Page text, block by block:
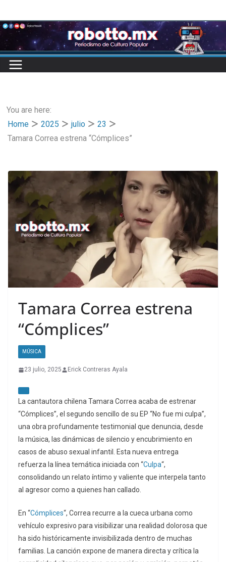
to
content
You are here:
Home
2025 julio
23
Tamara Correa estrena “Cómplices”
Tamara Correa estrena
“Cómplices”
MÚSICA
23 julio, 2025 Erick Contreras Ayala
La cantautora chilena Tamara Correa acaba de estrenar
“Cómplices”, el segundo sencillo de su EP “No fue mi culpa”,
una obra profundamente testimonial que denuncia, desde
la música, las dinámicas de silencio y encubrimiento en
casos de abuso sexual infantil. Esta nueva entrega
refuerza la línea temática iniciada con “Culpa“,
consolidando un relato íntimo y valiente que interpela tanto
al agresor como a quienes han callado.
En “Cómplices“, Correa recurre a la cueca urbana como
vehículo expresivo para visibilizar una realidad dolorosa que
ha sido históricamente invisibilizada dentro de muchas
familias. La canción expone de manera directa y crítica la